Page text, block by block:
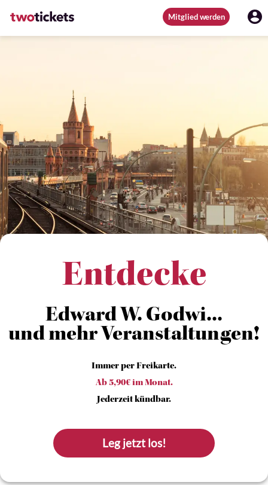
Mitglied werden
Entdecke
Edward W. Godwi...
und mehr Veranstaltungen!
Immer per Freikarte.
Ab 5,90€ im Monat.
Jederzeit kündbar.
Leg jetzt los!